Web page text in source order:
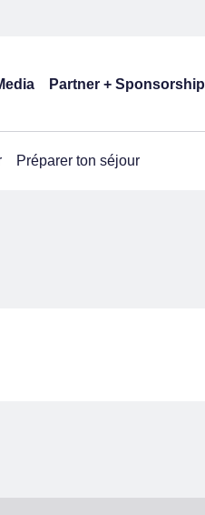
Partner + Sponsorship
Préparer ton séjour